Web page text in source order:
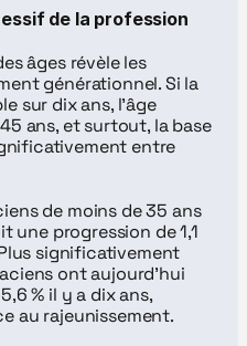
de la profession
âges révèle les
générationnel. Si la
sur dix ans, l’âge
ans, et surtout, la base
entre
de moins de 35 ans
une progression de 1,1
significativement
ont aujourd’hui
% il y a dix ans,
au rajeunissement.